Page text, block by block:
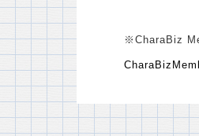
※CharaBiz